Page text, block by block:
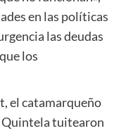
en las políticas
las deudas
los
el catamarqueño
Quintela tuitearon